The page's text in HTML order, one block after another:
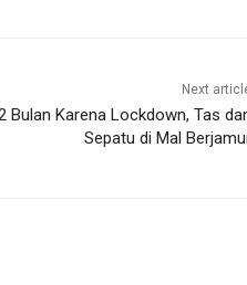
Next
Bulan Karena Lockdown, Tas
Sepatu di Mal